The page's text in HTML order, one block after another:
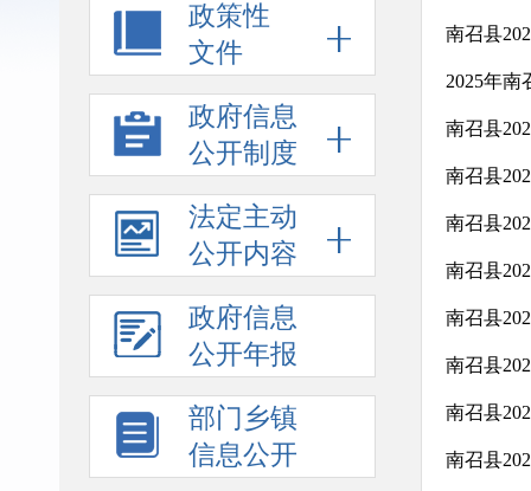
政策性
文件
政府信息
公开制度
法定主动
公开内容
政府信息
公开年报
部门乡镇
信息公开
南召县
2025年南
南召县
南召县
南召县
南召县
南召县
南召县
南召县
南召县